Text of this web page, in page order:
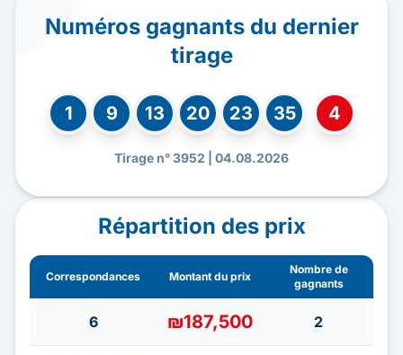
Numéros gagnants du dernier
tirage
1 9 13 20 23 35 4
Tirage n° 3952 | 04.08.2026
Répartition des prix
Correspondances Montant du prix
Nombre de
gagnants
6 ₪187,500 2